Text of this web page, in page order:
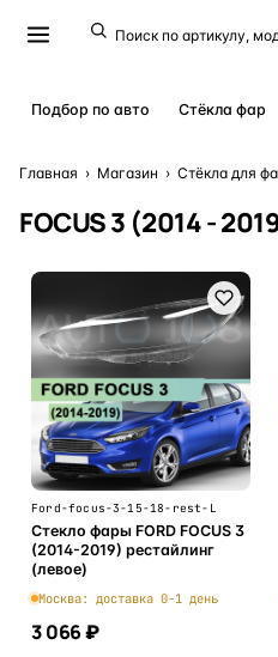
Подбор по авто Стёкла фар
Главная › Магазин › Стёкла для
FOCUS 3 (2014 -
Ford-focus-3-15-18-rest-L
Стекло фары FORD FOCUS 3
(2014-2019) рестайлинг
(левое)
Москва: доставка 0-1 день
3 066 ₽